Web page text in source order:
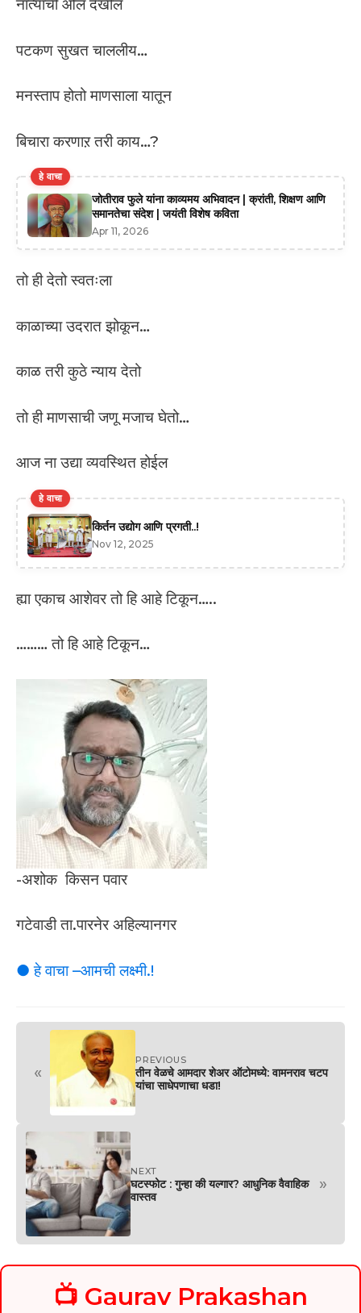
नात्याची ओल देखील
पटकण सुखत चाललीय…
मनस्ताप होतो माणसाला यातून
बिचारा करणाऱ तरी काय…?
हे वाचा
जोतीराव फुले यांना काव्यमय अभिवादन | क्रांती, शिक्षण आणि
समानतेचा संदेश | जयंती विशेष कविता
Apr 11, 2026
तो ही देतो स्वतःला
काळाच्या उदरात झोकून…
काळ तरी कुठे न्याय देतो
तो ही माणसाची जणू मजाच घेतो…
आज ना उद्या व्यवस्थित होईल
हे वाचा
किर्तन उद्योग आणि प्रगती..!
Nov 12, 2025
ह्या एकाच आशेवर तो हि आहे टिकून…..
……… तो हि आहे टिकून…
-अशोक किसन पवार
गटेवाडी ता.पारनेर अहिल्यानगर
● हे वाचा –आमची लक्ष्मी.!
«
PREVIOUS
तीन वेळचे आमदार शेअर ऑटोमध्ये: वामनराव चटप
यांचा साधेपणाचा धडा!
NEXT
घटस्फोट : गुन्हा की यल्गार? आधुनिक वैवाहिक
वास्तव
»
📺 Gaurav Prakashan